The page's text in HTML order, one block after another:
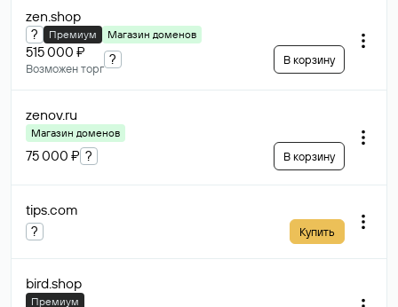
zen.shop
? Премиум Магазин доменов
515 000 ₽
Возможен торг
? В корзину
zenov.ru
Магазин доменов
75 000 ₽ ? В корзину
tips.com
? Купить
bird.shop
Премиум